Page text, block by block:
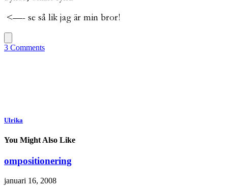
<—- se så lik jag är min bror!
3 Comments
Ulrika
You Might Also Like
ompositionering
januari 16, 2008